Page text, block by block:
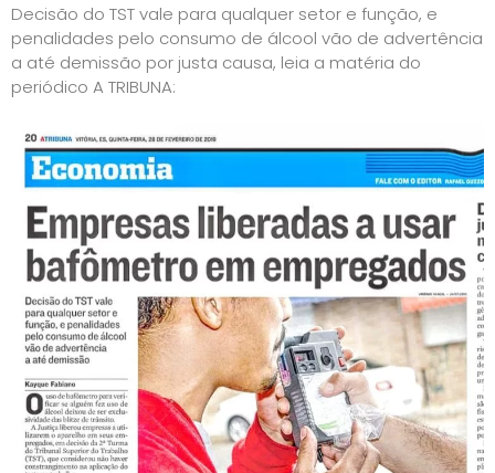
Decisão do TST vale para qualquer setor e função, e
penalidades pelo consumo de álcool vão de advertência
a até demissão por justa causa, leia a matéria do
periódico A TRIBUNA: